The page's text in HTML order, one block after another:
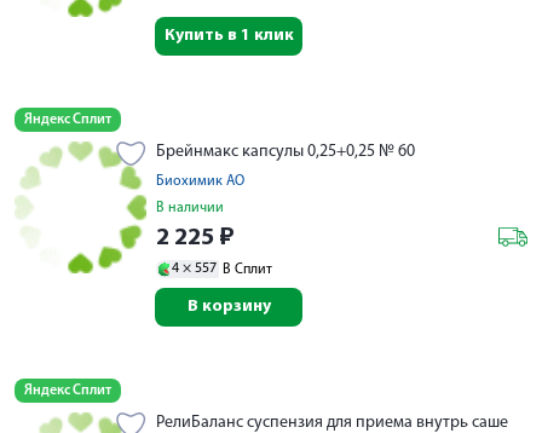
Купить в 1 клик
Яндекс Сплит
Брейнмакс капсулы 0,25+0,25 № 60
Биохимик АО
В наличии
2 225 ₽
4 × 557 В Сплит
В корзину
Яндекс Сплит
РелиБаланс суспензия для приема внутрь саше